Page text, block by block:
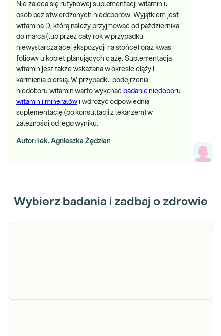
Nie zaleca się rutynowej suplementacji witamin u
osób bez stwierdzonych niedoborów. Wyjątkiem jest
witamina D, którą należy przyjmować od października
do marca (lub przez cały rok w przypadku
niewystarczającej ekspozycji na słońce) oraz kwas
foliowy u kobiet planujących ciążę. Suplementacja
witamin jest także wskazana w okresie ciąży i
karmienia piersią. W przypadku podejrzenia
niedoboru witamin warto wykonać badanie niedoboru
witamin i minerałów i wdrożyć odpowiednią
suplementację (po konsultacji z lekarzem) w
zależności od jego wyniku.
Autor: lek. Agnieszka Żędzian
Wybierz badania i zadbaj o zdrowie